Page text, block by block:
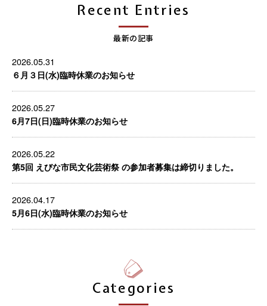
Recent Entries
最新の記事
2026.05.31
６月３日(水)臨時休業のお知らせ
2026.05.27
6月7日(日)臨時休業のお知らせ
2026.05.22
第5回 えびな市民文化芸術祭 の参加者募集は締切りました。
2026.04.17
5月6日(水)臨時休業のお知らせ
Categories